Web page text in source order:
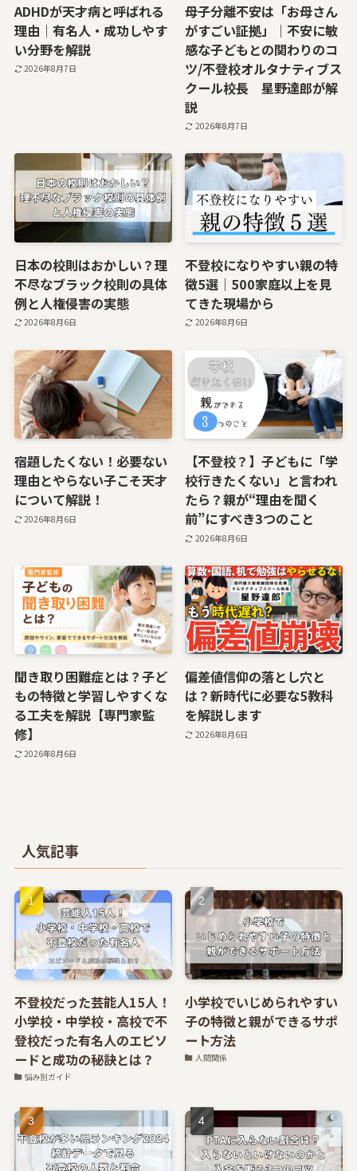
ADHDが天才病と呼ばれる
理由｜有名人・成功しやす
い分野を解説
2026年8月7日
母子分離不安は「お母さん
がすごい証拠」｜不安に敏
感な子どもとの関わりのコ
ツ/不登校オルタナティブス
クール校長 星野達郎が解
説
2026年8月7日
日本の校則はおかしい？理
不尽なブラック校則の具体
例と人権侵害の実態
2026年8月6日
不登校になりやすい親の特
徴5選｜500家庭以上を見
てきた現場から
2026年8月6日
宿題したくない！必要ない
理由とやらない子こそ天才
について解説！
2026年8月6日
【不登校？】子どもに「学
校行きたくない」と言われ
たら？親が“理由を聞く
前”にすべき3つのこと
2026年8月6日
聞き取り困難症とは？子ど
もの特徴と学習しやすくな
る工夫を解説【専門家監
修】
2026年8月6日
偏差値信仰の落とし穴と
は？新時代に必要な5教科
を解説します
2026年8月6日
人気記事
不登校だった芸能人15人！
小学校・中学校・高校で不
登校だった有名人のエピソ
ードと成功の秘訣とは？
悩み別ガイド
小学校でいじめられやすい
子の特徴と親ができるサポ
ート方法
人間関係